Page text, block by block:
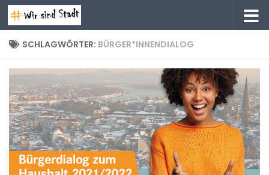
Zum Inhalt springen
SCHLAGWÖRTER: BÜRGER*INNENDIALOG